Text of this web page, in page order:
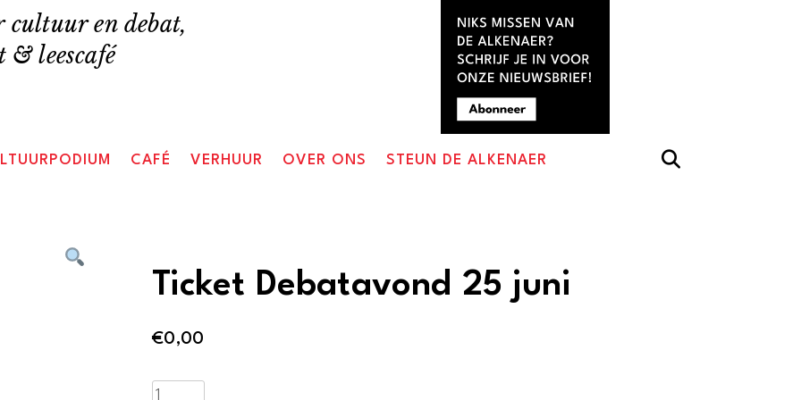
cultuur en debat,
leescafé
CAFÉ VERHUUR OVER ONS STEUN DE ALKENAER
Ticket Debatavond 25 juni
€0,00
Ticket